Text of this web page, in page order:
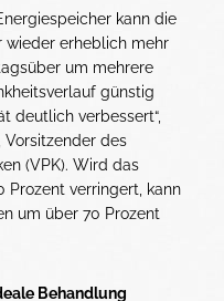
kann die
erheblich mehr
um mehrere
günstig
deutlich verbessert“,
Vorsitzender des
(VPK). Wird das
Prozent verringert, kann
um über 70 Prozent
Behandlung